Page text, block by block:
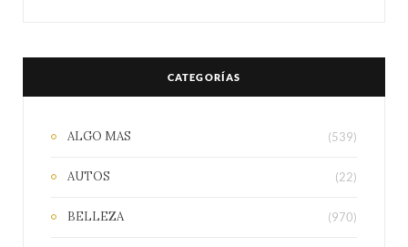
CATEGORÍAS
ALGO MAS (539)
AUTOS (22)
BELLEZA (970)